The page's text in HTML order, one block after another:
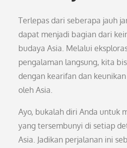
Terlepas dari seberapa jauh
dapat menjadi bagian dari
budaya Asia. Melalui
pengalaman langsung, kita
dengan kearifan dan
oleh Asia.
Ayo, bukalah diri Anda untuk
yang tersembunyi di setiap
Asia. Jadikan perjalanan ini